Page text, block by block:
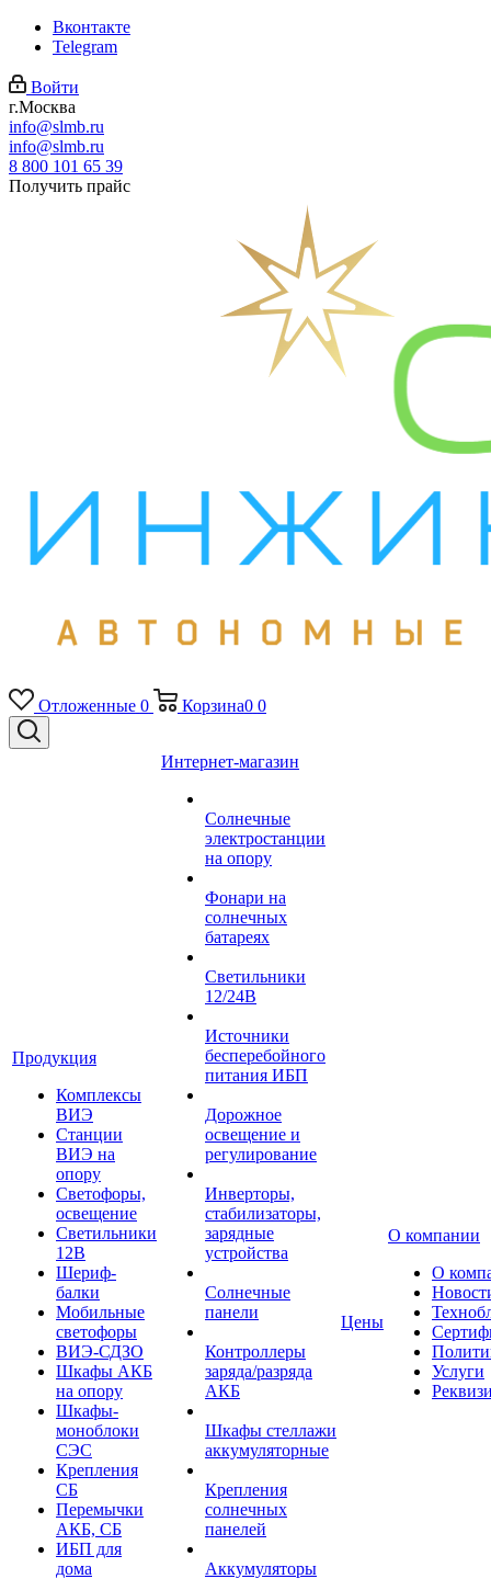
Вконтакте
Telegram
Войти
г.Москва
info@slmb.ru
info@slmb.ru
8 800 101 65 39
Получить прайс
Отложенные 0 Корзина0 0
Продукция
Комплексы
ВИЭ
Станции
ВИЭ на
опору
Светофоры,
освещение
Светильники
12В
Шериф-
балки
Мобильные
светофоры
ВИЭ-СДЗО
Шкафы АКБ
на опору
Шкафы-
моноблоки
СЭС
Крепления
СБ
Перемычки
АКБ, СБ
ИБП для
дома
Интернет-магазин
Солнечные
электростанции
на опору
Фонари на
солнечных
батареях
Светильники
12/24В
Источники
бесперебойного
питания ИБП
Дорожное
освещение и
регулирование
Инверторы,
стабилизаторы,
зарядные
устройства
Солнечные
панели
Контроллеры
заряда/разряда
АКБ
Шкафы стеллажи
аккумуляторные
Крепления
солнечных
панелей
Аккумуляторы
Цены
О компании
О
Услуги